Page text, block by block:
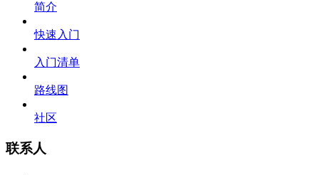
简介
快速入门
入门清单
路线图
社区
联系人